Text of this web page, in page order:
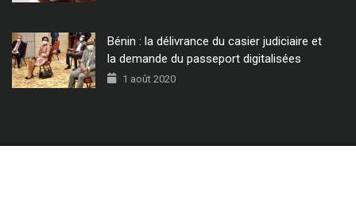
Bénin : la délivrance du casier judiciaire et
la demande du passeport digitalisées
1 août 2020